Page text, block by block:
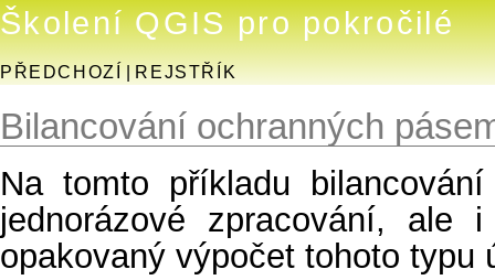
Školení QGIS pro pokročilé
PŘEDCHOZÍ REJSTŘÍK
Bilancování ochranných
Na tomto příkladu
jednorázové zpracování, ale
opakovaný výpočet tohoto typu